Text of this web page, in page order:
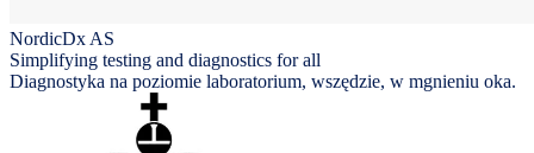
NordicDx AS
Simplifying testing and diagnostics for all
Diagnostyka na poziomie laboratorium, wszędzie, w mgnieniu oka.